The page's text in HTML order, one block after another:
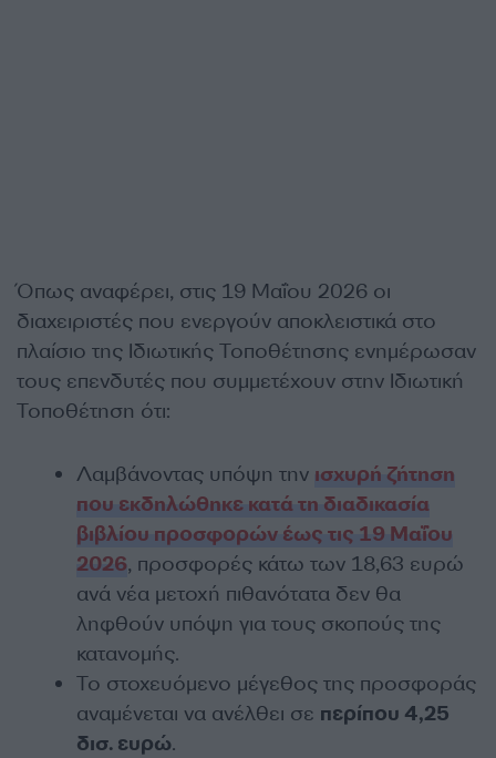
Όπως αναφέρει, στις 19 Μαΐου 2026 οι
διαχειριστές που ενεργούν αποκλειστικά στο
πλαίσιο της Ιδιωτικής Τοποθέτησης ενημέρωσαν
τους επενδυτές που συμμετέχουν στην Ιδιωτική
Τοποθέτηση ότι:
Λαμβάνοντας υπόψη την ισχυρή ζήτηση
που εκδηλώθηκε κατά τη διαδικασία
βιβλίου προσφορών έως τις 19 Μαΐου
2026, προσφορές κάτω των 18,63 ευρώ
ανά νέα μετοχή πιθανότατα δεν θα
ληφθούν υπόψη για τους σκοπούς της
κατανομής.
Το στοχευόμενο μέγεθος της προσφοράς
αναμένεται να ανέλθει σε περίπου 4,25
δισ. ευρώ.